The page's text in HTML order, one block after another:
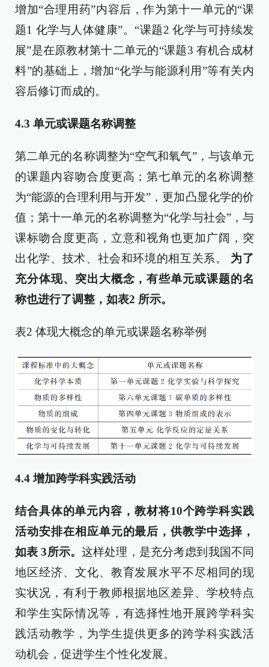
增加“合理用药”内容后，作为第十一单元的“课
题1 化学与人体健康”。“课题2 化学与可持续发
展”是在原教材第十二单元的“课题3 有机合成材
料”的基础上，增加“化学与能源利用”等有关内
容后修订而成的。
4.3 单元或课题名称调整
第二单元的名称调整为“空气和氧气”，与该单元
的课题内容吻合度更高；第七单元的名称调整
为“能源的合理利用与开发”，更加凸显化学的价
值；第十一单元的名称调整为“化学与社会”，与
课标吻合度更高，立意和视角也更加广阔，突
出化学、技术、社会和环境的相互关系。 为了
充分体现、突出大概念，有些单元或课题的名
称也进行了调整，如表2 所示。
表2 体现大概念的单元或课题名称举例
4.4增加跨学科实践活动
结合具体的单元内容，教材将10个跨学科实践
活动安排在相应单元的最后，供教学中选择，
如表 3所示。这样处理，是充分考虑到我国不同
地区经济、文化、教育发展水平不尽相同的现
实状况，有利于教师根据地区差异、学校特点
和学生实际情况等，有选择性地开展跨学科实
践活动教学，为学生提供更多的跨学科实践活
动机会，促进学生个性化发展。